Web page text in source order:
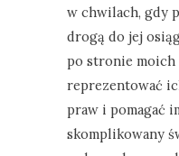
w chwilach, gdy
drogą do jej
po stronie moich
reprezentować
praw i pomagać
skomplikowany